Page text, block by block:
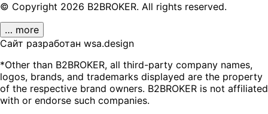
© Copyright 2026 B2BROKER. All rights reserved.
… more
Сайт разработан wsa.design
*Other than B2BROKER, all third-party company names,
logos, brands, and trademarks displayed are the property
of the respective brand owners. B2BROKER is not affiliated
with or endorse such companies.